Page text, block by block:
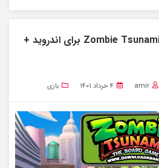
دانلود زامبی سونامی – Zombie Tsunami برای اندروید +
amir ۴ خرداد ۱۴۰۱ بازی